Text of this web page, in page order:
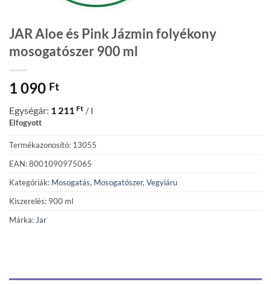
JAR Aloe és Pink Jázmin folyékony
mosogatószer 900 ml
1 090 Ft
Egységár: 1 211 Ft / l
Elfogyott
Termékazonosító: 13055
EAN: 8001090975065
Kategóriák: Mosogatás, Mosogatószer, Vegyiáru
Kiszerelés: 900 ml
Márka: Jar